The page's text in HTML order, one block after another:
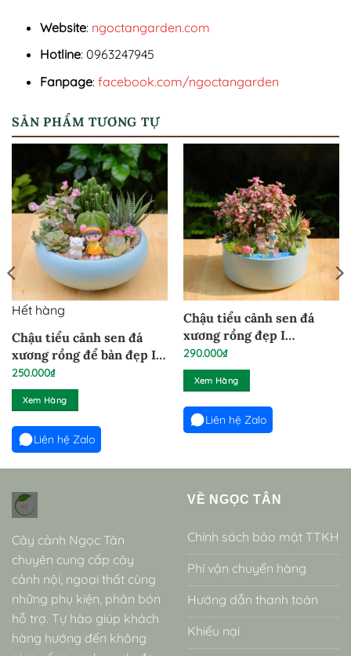
Website: ngoctangarden.com
Hotline: 0963247945
Fanpage: facebook.com/ngoctangarden
SẢN PHẨM TƯƠNG TỰ
Hết hàng
Chậu tiểu cảnh sen đá
xương rồng để bàn đẹp I
SD20001
250.000₫
Xem Hàng
Liên hệ Zalo
Chậu tiểu cảnh sen đá
xương rồng đẹp I
SD20009
290.000₫
Xem Hàng
Liên hệ Zalo
Cây cảnh Ngọc Tân
chuyên cung cấp cây
cảnh nội, ngoại thất cùng
những phụ kiện, phân bón
hỗ trợ. Tự hào giúp khách
hàng hướng đến không
VỀ NGỌC TÂN
Chính sách bảo mật TTKH
Phí vận chuyển hàng
Hướng dẫn thanh toán
Khiếu nại